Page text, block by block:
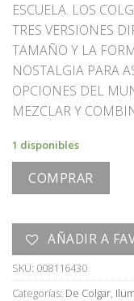
ESCUELA. LOS
TRES VERSIONES
TAMAÑO Y LA
NOSTALGIA PARA
OPCIONES DEL
MEZCLAR Y
1 disponibles
COMPRAR
AÑADIR A
SKU: 008116430
Categorías: De Colgar,